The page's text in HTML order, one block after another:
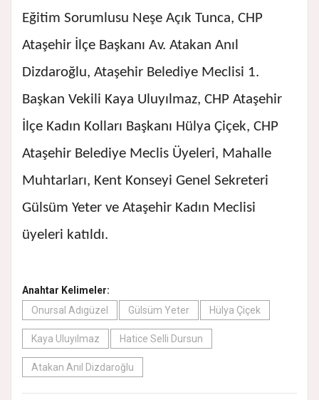
Eğitim Sorumlusu Neşe Açık Tunca, CHP
Ataşehir İlçe Başkanı Av. Atakan Anıl
Dizdaroğlu, Ataşehir Belediye Meclisi 1.
Başkan Vekili Kaya Uluyılmaz, CHP Ataşehir
İlçe Kadın Kolları Başkanı Hülya Çiçek, CHP
Ataşehir Belediye Meclis Üyeleri, Mahalle
Muhtarları, Kent Konseyi Genel Sekreteri
Gülsüm Yeter ve Ataşehir Kadın Meclisi
üyeleri katıldı.
Anahtar Kelimeler:
Onursal Adıgüzel
Gülsüm Yeter Hülya Çiçek
Kaya Uluyılmaz Hatice Selli Dursun
Atakan Anıl Dizdaroğlu